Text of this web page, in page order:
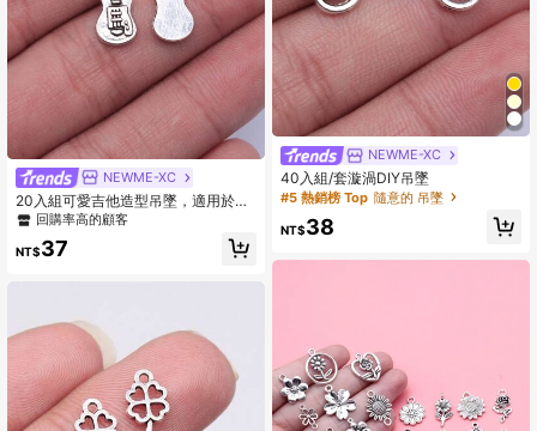
NEWME-XC
20入組可愛吉他造型吊墜，適用於珠
寶製作回購率高的顧客
NT$37
NEWME-XC
40入組/套漩渦DIY吊墜
#5 熱銷榜 Top 隨意的 吊墜
回購率高的顧客
#5 熱銷榜 Top 隨意的 吊墜
回購率高的顧客
#5 熱銷榜 Top 隨意的 吊墜
回購率高的顧客
#5 熱銷榜 Top
回購率高的顧客
NT$38